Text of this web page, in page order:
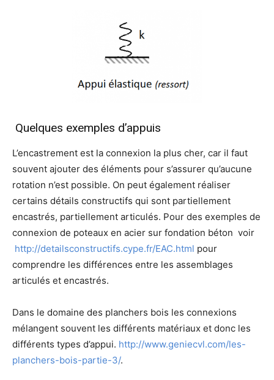
Quelques exemples d’appuis
L’encastrement est la connexion la plus cher, car il faut
souvent ajouter des éléments pour s’assurer qu’aucune
rotation n’est possible. On peut également réaliser
certains détails constructifs qui sont partiellement
encastrés, partiellement articulés. Pour des exemples de
connexion de poteaux en acier sur fondation béton voir
http://detailsconstructifs.cype.fr/EAC.html pour
comprendre les différences entre les assemblages
articulés et encastrés.
Dans le domaine des planchers bois les connexions
mélangent souvent les différents matériaux et donc les
différents types d’appui. http://www.geniecvl.com/les-
planchers-bois-partie-3/.